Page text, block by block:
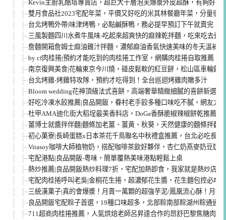
Kevin主廚乳酪塔專賣店，超巨大千層泡芙爆漿外皮超酥，有夠好吃
雙月食品社2023宅配年菜，平價又好吃的米其林餐廳年菜，分量很
台北烤鴨外帶|味津烤鴨，必點鹹酥鴨，務必提早預訂下午就賣完！
三風製麵四川水煮牛風味-吃起來超爽快的麻辣乾拌麵，吃來吃去這
詹麵開箱詹姆士麻油雞汁拌麵，濃郁麻油香氣快速美味的冬天溫補
by cf肉桂捲|預約才能吃到的肉桂捲工作室，網購肉桂捲自取推薦
南京復興美食|花輪東京今川燒，碰皮鬆軟的紅豆餅，松山區車輪餅
台北烤雞-烤雞特攻隊，預約才吃得到！全台巡迴烤雞肉嫩多汁
Bloom wedding花神頂級法式喜餅，高端奢華精緻細膩的喜餅新選擇
好吃冷凍水餃推薦|良品開飯，眷村老手餃多種口味吃不膩，網友大
杜甲AMA迪化街大稻埕最美香料店，DoGa香酥脆椒辣椒餅乾推薦
薑博士就醬拌伴麵|麵條加老薑、薑黃、秋葵，天然健康的麵條拌麵
初心菓寮|長崎蛋糕x日本茶花千鳥聯名中秋禮盒推薦，台北必吃長崎
Vitasoy咖啡大師植物奶，搭配咖啡茶飲好夥伴，杏仁奶燕麥奶豆奶
宅配港點|良品開飯-粵味，簡單覆熱美味港點輕鬆上桌
熱炒推薦|良品開飯熱炒料理7折，宅配加熱即食，我家就是熱炒店
宅配肉桂捲呼叫老吳|金桐花生捲，超濃郁花生醬，花生麵包控必嚐嚐
三統漢菓子|真的會爆漿！月賣一萬顆的超強芋泥/鳳凰流心酥！月餅
良品開飯宅配粽子首選，19種口味超多，北部粽南部粽湖州粽通通有
711超商肉桂捲推薦，人氣烘焙老師呂昇達合作的昂舒巴黎焦糖肉桂